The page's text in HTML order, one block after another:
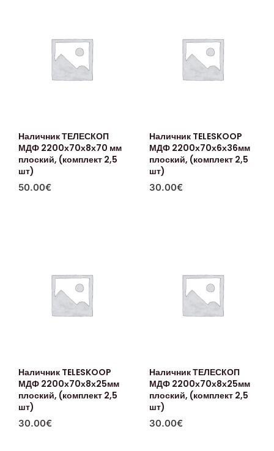
Наличник ТЕЛЕСКОП
МДФ 2200х70х8х70 мм
плоский, (комплект 2,5
шт)
50.00€
Наличник TELESKOOP
МДФ 2200х70х6х36мм
плоский, (комплект 2,5
шт)
30.00€
Наличник TELESKOOP
МДФ 2200х70х8х25мм
плоский, (комплект 2,5
шт)
30.00€
Наличник ТЕЛЕСКОП
МДФ 2200х70х8х25мм
плоский, (комплект 2,5
шт)
30.00€